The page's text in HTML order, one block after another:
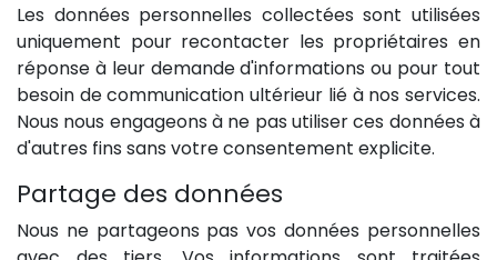
Les données personnelles collectées sont utilisées
uniquement pour recontacter les propriétaires en
réponse à leur demande d'informations ou pour tout
besoin de communication ultérieur lié à nos services.
Nous nous engageons à ne pas utiliser ces données à
d'autres fins sans votre consentement explicite.
Partage des données
Nous ne partageons pas vos données personnelles